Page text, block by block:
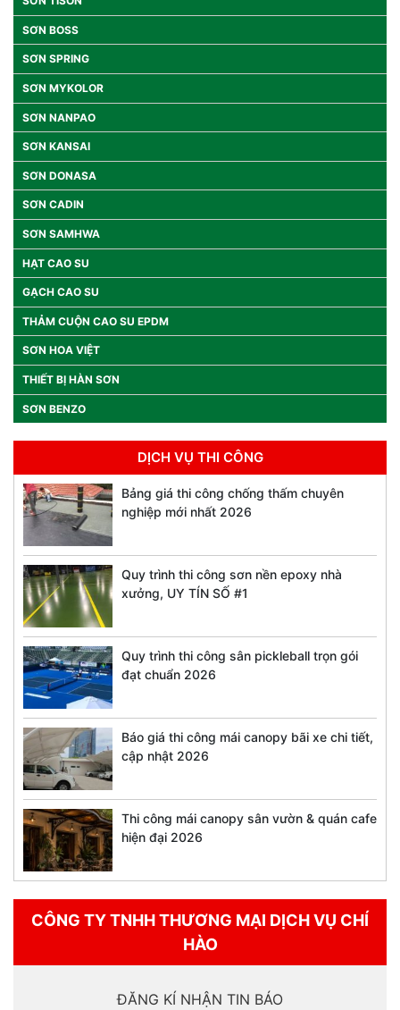
SƠN BOSS
SƠN SPRING
SƠN MYKOLOR
SƠN NANPAO
SƠN KANSAI
SƠN DONASA
SƠN CADIN
SƠN SAMHWA
HẠT CAO SU
GẠCH CAO SU
THẢM CUỘN CAO SU EPDM
SƠN HOA VIỆT
THIẾT BỊ HÀN SƠN
SƠN BENZO
DỊCH VỤ THI CÔNG
Bảng giá thi công chống thấm chuyên
nghiệp mới nhất 2026
Quy trình thi công sơn nền epoxy nhà
xưởng, UY TÍN SỐ #1
Quy trình thi công sân pickleball trọn gói
đạt chuẩn 2026
Báo giá thi công mái canopy bãi xe chi tiết,
cập nhật 2026
Thi công mái canopy sân vườn & quán cafe
hiện đại 2026
CÔNG TY TNHH THƯƠNG MẠI DỊCH VỤ CHÍ
HÀO
ĐĂNG KÍ NHẬN TIN BÁO